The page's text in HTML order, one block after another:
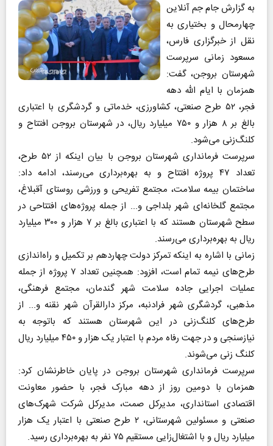
به گزارش جام جم آنلاین
چهارمحال و بختیاری به
نقل از خبرگزاری فارس،
مسعود زمانی سرپرست
شهرستان بروجن، گفت:
همزمان با ایام الله دهه
فجر، ۵۲ طرح صنعتی، کشاورزی، خدماتی و گردشگری با اعتباری
بالغ بر ۸ هزار و ۷۵۰ میلیارد ریال، در شهرستان بروجن افتتاح و
کلنگ‌زنی می‌شود.
سرپرست فرمانداری شهرستان بروجن با بیان اینکه از ۵۲ طرح،
تعداد ۴۷ پروژه افتتاح و به‌ بهره‌برداری می‌رسند، ادامه داد:
ساختمان بیمه سلامت، مجتمع تفریحی و ورزشی روستای آقبلاغ،
مجتمع گلخانه‌ای شهر بلداجی و... از جمله پروژه‌های افتتاحی در
سطح شهرستان هستند که با اعتباری بالغ بر ۷ هزار و ۳۰۰ میلیارد
ریال به بهره‌برداری می‌رسند.
زمانی با اشاره به اینکه تمرکز دولت چهاردهم بر تکمیل و راه‌اندازی
طرح‌های نیمه تمام است، افزود: همچنین تعداد ۷ پروژه از جمله
عملیات اجرایی جاده سلامت شهر گندمان، مجتمع فرهنگی،
مذهبی، گردشگری شهر فرادنبه، مرکز دارالقرآن شهر نقنه و... از
طرح‌های کلنگ‌زنی در این شهرستان هستند که باتوجه به
نیازسنجی و در جهت رفاه مردم با اعتبار یک هزار و ۴۵۰ میلیارد ریال
کلنگ زنی می‌شوند.
سرپرست فرمانداری شهرستان بروجن در پایان خاطرنشان کرد:
همزمان با دومین روز از دهه مبارک فجر، با حضور معاونت
اقتصادی استانداری، مدیرکل صمت، مدیرکل شرکت شهرک‌های
صنعتی و مسئولین شهرستانی، ۲ طرح صنعتی با اعتبار یک هزار
میلیارد ریال و با اشتغال‌زایی مستقیم ۷۵ نفر به بهره‌برداری رسید.